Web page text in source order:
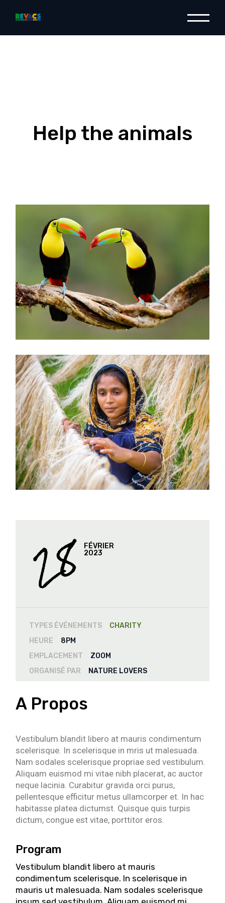
Help the animals
28
FÉVRIER
2023
TYPES ÉVÉNEMENTS
CHARITY
HEURE
8PM
EMPLACEMENT
ZOOM
ORGANISÉ PAR
NATURE LOVERS
A Propos
Vestibulum blandit libero at mauris condimentum
scelerisque. In scelerisque in mris ut malesuada.
Nam sodales scelerisque propriae sed vestibulum.
Aliquam euismod mi vitae nibh placerat, ac auctor
neque lacinia. Curabitur gravida orci purus,
pellentesque efficitur metus ullamcorper et. In hac
habitasse platea dictumst. Quisque quis turpis
dictum, congue est vitae, porttitor eros.
Program
Vestibulum blandit libero at mauris
condimentum scelerisque. In scelerisque in
mauris ut malesuada. Nam sodales scelerisque